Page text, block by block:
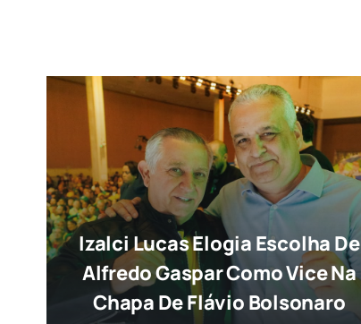
Izalci Lucas Elogia Escolha De
Alfredo Gaspar Como Vice Na
Chapa De Flávio Bolsonaro